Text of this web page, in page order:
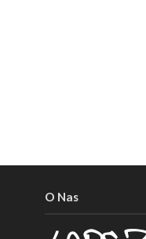
O Nas